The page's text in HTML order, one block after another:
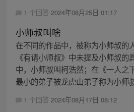
1 个回答 2024年08月25日 01:17
小师叔叫啥
在不同的作品中，被称为小师叔的
《有请小师叔》中未提及小师叔的
中，小师叔叫柯浩然；在《一人之
最小的弟子被龙虎山弟子称为小师
1 个回答 2024年08月17日 08:12